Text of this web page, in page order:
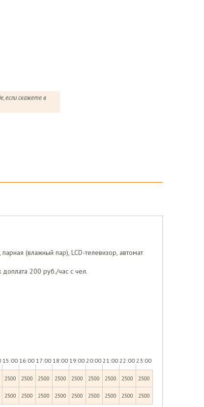
если скажете в
(влажный пар), LCD-телевизор, автомат
200 руб./час с чел.
15:00 16:00 17:00 18:00 19:00 20:00 21:00 22:00 23:00
2500 2500 2500 2500 2500 2500 2500 2500 2500
2500 2500 2500 2500 2500 2500 2500 2500 2500